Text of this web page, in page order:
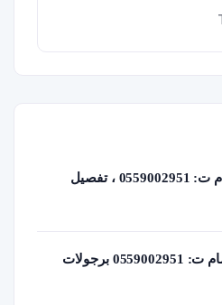
تركيب مظلات قماش الدمام ت: 0559002951 ، تفصيل
تركيب برجولات خشب الدمام ت: 0559002951 برجولات